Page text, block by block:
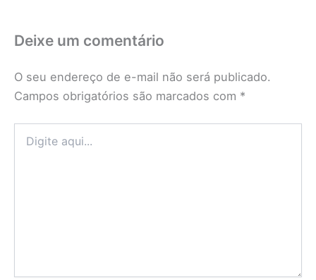
Deixe um comentário
O seu endereço de e-mail não será publicado.
Campos obrigatórios são marcados com *
aqui...